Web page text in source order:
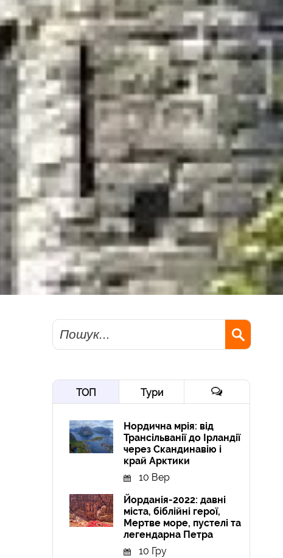
Пошук
ТОП Тури
Нордична мрія: від
Трансільванії до Ірландії
через Скандинавію і
край Арктики
10 Вер
Йорданія-2022: давні
міста, біблійні герої,
Мертве море, пустелі та
легендарна Петра
10 Гру